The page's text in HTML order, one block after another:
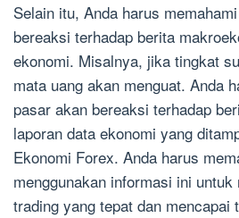
Selain itu, Anda harus
bereaksi terhadap berita
ekonomi. Misalnya, jika tingkat
mata uang akan menguat. Anda
pasar akan bereaksi terhadap
laporan data ekonomi yang
Ekonomi Forex. Anda harus
menggunakan informasi ini
trading yang tepat dan mencapai